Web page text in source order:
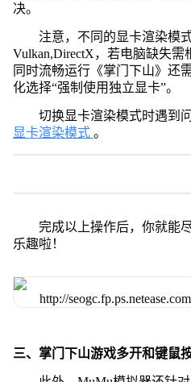
决。
注意，不同的显卡渲染模
Vulkan,DirectX，若电脑缺失需
同时流畅运行《掌门下山》还
化选择“强制使用独立显卡”。
切换显卡渲染模式时遇到
显卡渲染模式 。
完成以上操作后，你就能
乐趣啦！
三、掌门下山游戏多开和键鼠